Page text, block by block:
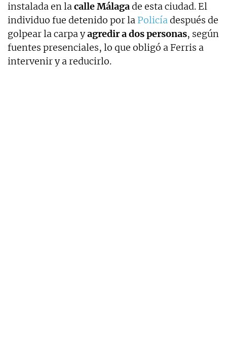
instalada en lacalle Málagade esta ciudad. El
individuo fue detenido por la Policíadespués de
golpear la carpa yagredir a dos personas, según
fuentes presenciales, lo que obligó a Ferris a
intervenir y a reducirlo.